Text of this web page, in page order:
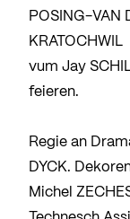
POSING-VAN
vum Jay
feieren.
Regie an
DYCK.
Michel